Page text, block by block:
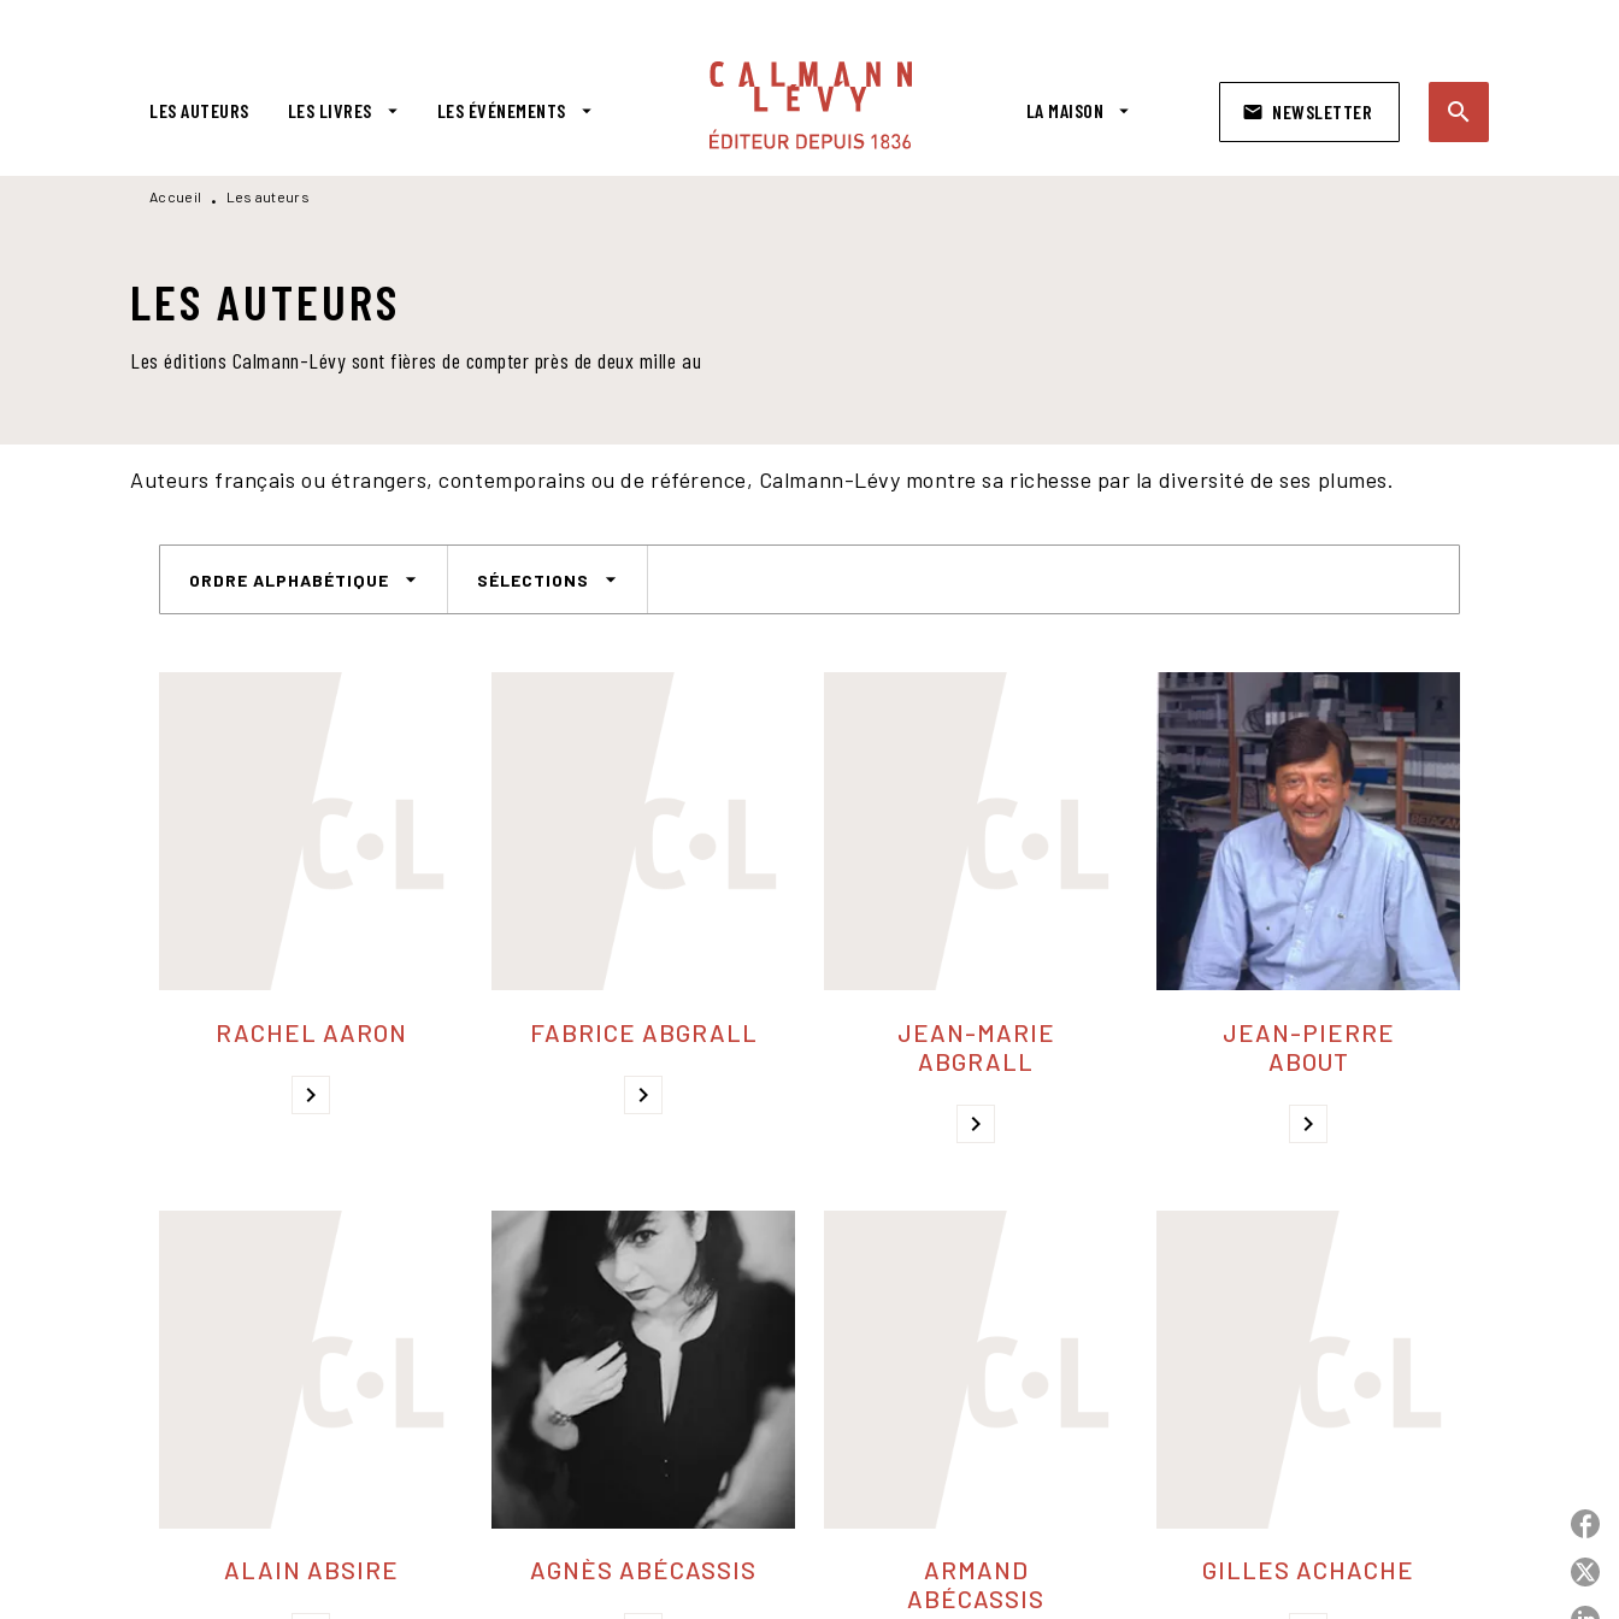
email NEWSLETTER search
LES AUTEURS LES LIVRES arrow_drop_down LES ÉVÉNEMENTS arrow_drop_down LA MAISON arrow_drop_down search
Accueil • Les auteurs
LES AUTEURS
Les éditions Calmann-Lévy sont fières de compter près de deux mille au
Auteurs français ou étrangers, contemporains ou de référence, Calmann-Lévy montre sa richesse par la diversité de ses plumes.
ORDRE ALPHABÉTIQUE arrow_drop_down SÉLECTIONS arrow_drop_down
RACHEL AARON
chevron_right
FABRICE ABGRALL
chevron_right
JEAN-MARIE
ABGRALL
chevron_right
JEAN-PIERRE
ABOUT
chevron_right
ALAIN ABSIRE AGNÈS ABÉCASSIS
ARMAND
ABÉCASSIS
GILLES ACHACHE